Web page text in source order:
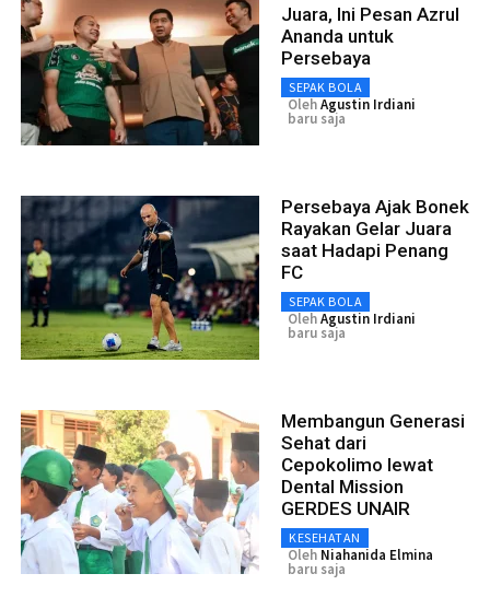
Juara, Ini Pesan Azrul
Ananda untuk
Persebaya
SEPAK BOLA
OlehAgustin Irdiani
baru saja
Persebaya Ajak Bonek
Rayakan Gelar Juara
saat Hadapi Penang
FC
SEPAK BOLA
OlehAgustin Irdiani
baru saja
Membangun Generasi
Sehat dari
Cepokolimo lewat
Dental Mission
GERDES UNAIR
KESEHATAN
Oleh Niahanida Elmina
baru saja